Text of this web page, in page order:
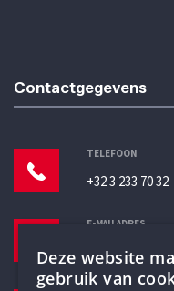
Contactgegevens
TELEFOON
+32 3 233 70 32
E-MAILADRES
Deze website
gebruik van